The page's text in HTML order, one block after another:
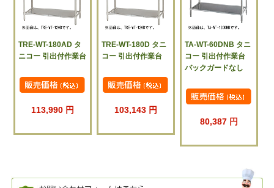
TRE-WT-180AD タ
ニコー 引出付作業台
113,990 円
TRE-WT-180D タニ
コー 引出付作業台
103,143 円
TA-WT-60DNB タニ
コー 引出付作業台
バックガードなし
80,387 円